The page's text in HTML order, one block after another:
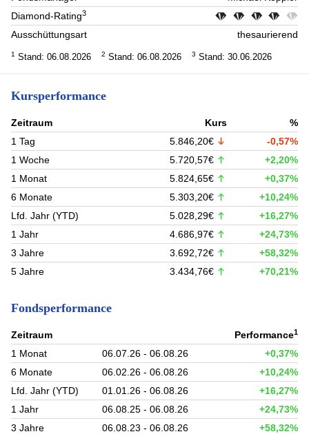
Diamond-Rating3
Ausschüttungsart thesaurierend
1 Stand: 06.08.2026 2 Stand: 06.08.2026 3 Stand: 30.06.2026
Kursperformance
Zeitraum Kurs
%
1 Tag
5.846,20€
-0,57%
1 Woche
5.720,57€
+2,20%
1 Monat
5.824,65€
+0,37%
6 Monate
5.303,20€
+10,24%
Lfd. Jahr (YTD)
5.028,29€
+16,27%
1 Jahr
4.686,97€
+24,73%
3 Jahre
3.692,72€
+58,32%
5 Jahre
3.434,76€ +70,21%
Fondsperformance
Zeitraum Performance1
1 Monat 06.07.26 - 06.08.26
+0,37%
6 Monate
06.02.26 - 06.08.26
+10,24%
Lfd. Jahr (YTD)
01.01.26 - 06.08.26
+16,27%
1 Jahr
06.08.25 - 06.08.26
+24,73%
3 Jahre
06.08.23 - 06.08.26
+58,32%